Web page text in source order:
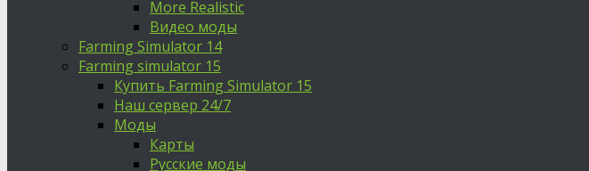
More Realistic
Видео моды
Farming Simulator 14
Farming simulator 15
Купить Farming Simulator 15
Наш сервер 24/7
Моды
Карты
Русские моды